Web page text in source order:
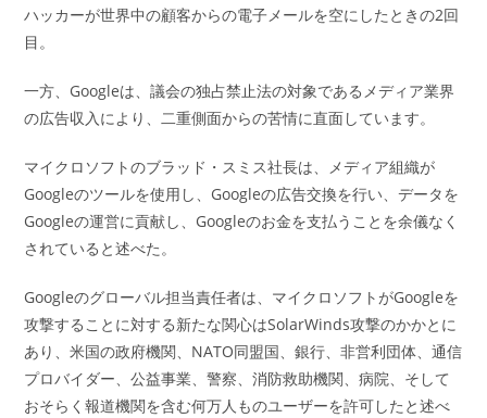
ハッカーが世界中の顧客からの電子メールを空にしたときの2回
目。
一方、Googleは、議会の独占禁止法の対象であるメディア業界
の広告収入により、二重側面からの苦情に直面しています。
マイクロソフトのブラッド・スミス社長は、メディア組織が
Googleのツールを使用し、Googleの広告交換を行い、データを
Googleの運営に貢献し、Googleのお金を支払うことを余儀なく
されていると述べた。
Googleのグローバル担当責任者は、マイクロソフトがGoogleを
攻撃することに対する新たな関心はSolarWinds攻撃のかかとに
あり、米国の政府機関、NATO同盟国、銀行、非営利団体、通信
プロバイダー、公益事業、警察、消防救助機関、病院、そして
おそらく報道機関を含む何万人ものユーザーを許可したと述べ